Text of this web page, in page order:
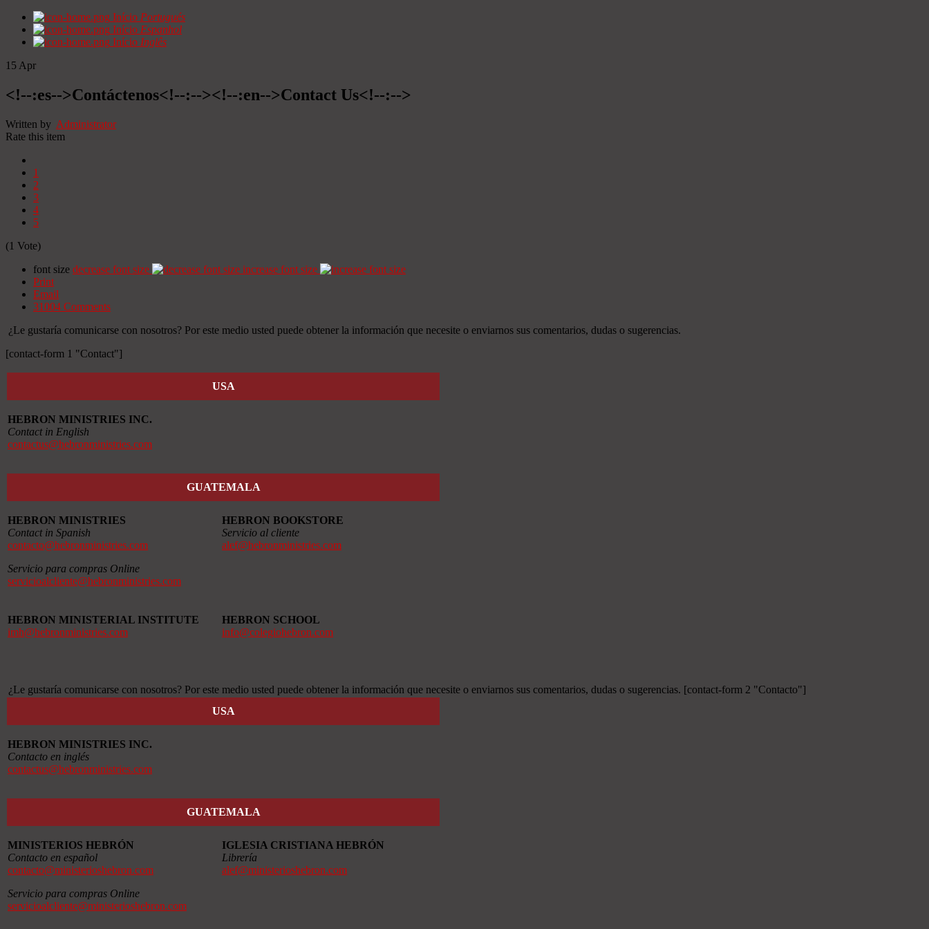
Início Portugués
Início Espanhol
Início Inglês
15 Apr
<!--:es-->Contáctenos<!--:--><!--:en-->Contact Us<!--:-->
Written by Administrator
Rate this item
1
2
3
4
5
(1 Vote)
font size decrease font size
increase font size
Print
Email
31004 Comments
¿Le gustaría comunicarse con nosotros? Por este medio usted puede obtener la información que necesite o enviarnos sus comentarios, dudas o sugerencias.
[contact-form 1 "Contact"]
USA
HEBRON MINISTRIES INC.
Contact in English
contactus@hebronministries.com
GUATEMALA
HEBRON MINISTRIES
Contact in Spanish
contacto@hebronministries.com
Servicio para compras Online
servicioalcliente@hebronministries.com
HEBRON BOOKSTORE
Servicio al cliente
alef@hebronministries.com
HEBRON MINISTERIAL INSTITUTE
imh@hebronministries.com
HEBRON SCHOOL
info@colegiohebron.com
¿Le gustaría comunicarse con nosotros? Por este medio usted puede obtener la información que necesite o enviarnos sus comentarios, dudas o sugerencias. [contact-form 2 "Contacto"]
USA
HEBRON MINISTRIES INC.
Contacto en inglés
contactus@hebronministries.com
GUATEMALA
MINISTERIOS HEBRÓN
Contacto en español
contacto@ministerioshebron.com
Servicio para compras Online
servicioalcliente@ministerioshebron.com
IGLESIA CRISTIANA HEBRÓN
Librería
alef@ministerioshebron.com